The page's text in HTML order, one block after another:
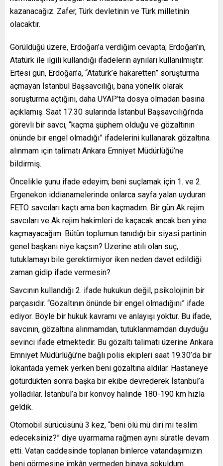
kazanacağız. Zafer, Türk devletinin ve Türk milletinin
olacaktır.
Görüldüğü üzere, Erdoğan’a verdiğim cevapta; Erdoğan’ın,
Atatürk ile ilgili kullandığı ifadelerin aynıları kullanılmıştır.
Ertesi gün, Erdoğan’a, “Atatürk’e hakaretten” soruşturma
açmayan İstanbul Başsavcılığı, bana yönelik olarak
soruşturma açtığını, daha UYAP’ta dosya olmadan basına
açıklamış. Saat 17.30 sularında İstanbul Başsavcılığı’nda
görevli bir savcı, “kaçma şüphem olduğu ve gözaltının
önünde bir engel olmadığı” ifadelerini kullanarak gözaltına
alınmam için talimatı Ankara Emniyet Müdürlüğü’ne
bildirmiş.
Öncelikle şunu ifade edeyim; beni suçlamak için 1. ve 2.
Ergenekon iddianamelerinde onlarca sayfa yalan uyduran
FETÖ savcıları kaçtı ama ben kaçmadım. Bir gün Ak rejim
savcıları ve Ak rejim hakimleri de kaçacak ancak ben yine
kaçmayacağım. Bütün toplumun tanıdığı bir siyasi partinin
genel başkanı niye kaçsın? Üzerine atılı olan suç,
tutuklamayı bile gerektirmiyor iken neden davet edildiği
zaman gidip ifade vermesin?
Savcının kullandığı 2. ifade hukukun değil, psikolojinin bir
parçasıdır. “Gözaltının önünde bir engel olmadığını” ifade
ediyor. Böyle bir hukuk kavramı ve anlayışı yoktur. Bu ifade,
savcının, gözaltına alınmamdan, tutuklanmamdan duyduğu
sevinci ifade etmektedir. Bu gözaltı talimatı üzerine Ankara
Emniyet Müdürlüğü’ne bağlı polis ekipleri saat 19.30’da bir
lokantada yemek yerken beni gözaltına aldılar. Hastaneye
götürdükten sonra başka bir ekibe devrederek İstanbul’a
yolladılar. İstanbul’a bir konvoy halinde 180-190 km hızla
geldik.
Otomobil sürücüsünü 3 kez, “beni ölü mü diri mi teslim
edeceksiniz?” diye uyarmama rağmen aynı süratle devam
etti. Vatan caddesinde toplanan binlerce vatandaşımızın
beni görmesine imkân vermeden binaya sokuldum.